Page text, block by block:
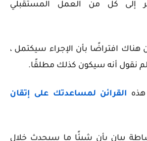
إلى كل من العمل المستقبلي
افتراضًا بأن الإجراء سيكتمل ،
لم نقول أنه سيكون كذلك مطلقًا.
القرائن لمساعدتك على إتقان
بيان بأن شيئًا ما سيحدث خلال